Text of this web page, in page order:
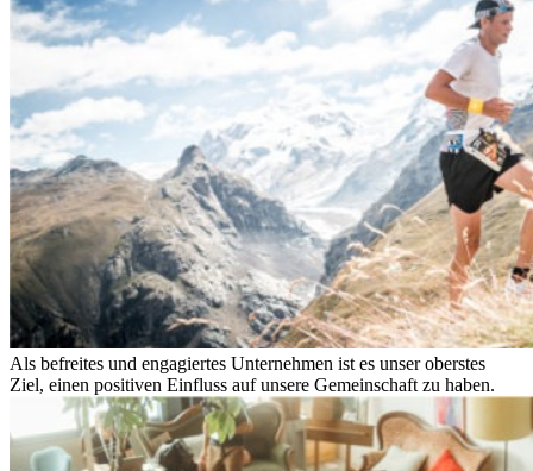
Als befreites und engagiertes Unternehmen ist es unser oberstes
Ziel, einen positiven Einfluss auf unsere Gemeinschaft zu haben.